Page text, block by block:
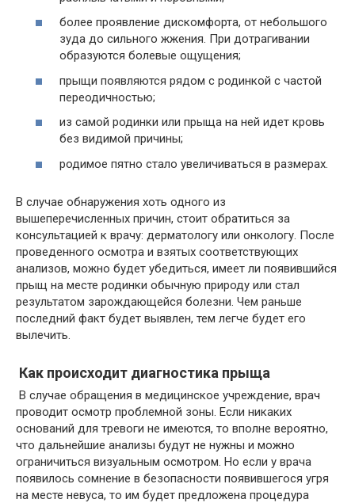
более проявление дискомфорта, от небольшого
зуда до сильного жжения. При дотрагивании
образуются болевые ощущения;
прыщи появляются рядом с родинкой с частой
переодичностью;
из самой родинки или прыща на ней идет кровь
без видимой причины;
родимое пятно стало увеличиваться в размерах.
В случае обнаружения хоть одного из
вышеперечисленных причин, стоит обратиться за
консультацией к врачу: дерматологу или онкологу. После
проведенного осмотра и взятых соответствующих
анализов, можно будет убедиться, имеет ли появившийся
прыщ на месте родинки обычную природу или стал
результатом зарождающейся болезни. Чем раньше
последний факт будет выявлен, тем легче будет его
вылечить.
Как происходит диагностика прыща
В случае обращения в медицинское учреждение, врач
проводит осмотр проблемной зоны. Если никаких
оснований для тревоги не имеются, то вполне вероятно,
что дальнейшие анализы будут не нужны и можно
ограничиться визуальным осмотром. Но если у врача
появилось сомнение в безопасности появившегося угря
на месте невуса, то им будет предложена процедура